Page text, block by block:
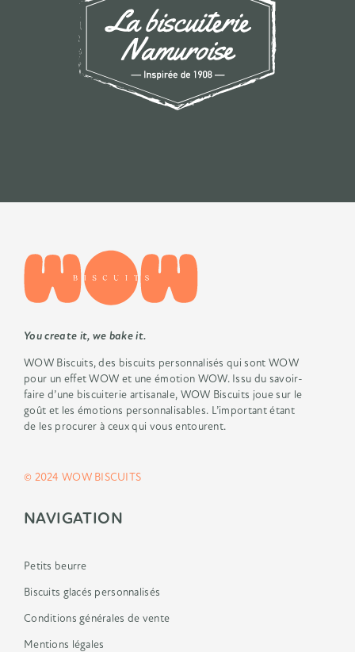
You create it, we bake it.
WOW Biscuits, des biscuits personnalisés qui sont WOW
pour un effet WOW et une émotion WOW. Issu du savoir-
faire d’une biscuiterie artisanale, WOW Biscuits joue sur le
goût et les émotions personnalisables. L’important étant
de les procurer à ceuxqui vous entourent.
© 2024 WOW BISCUITS
NAVIGATION
Petits beurre
Biscuits glacés personnalisés
Conditions générales de vente
Mentions légales